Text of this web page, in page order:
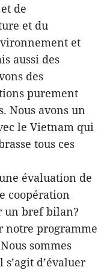
de
et du
et
aussi des
des
purement
Nous avons un
le Vietnam qui
tous ces
évaluation de
coopération
un bref bilan?
notre programme
sommes
d’évaluer